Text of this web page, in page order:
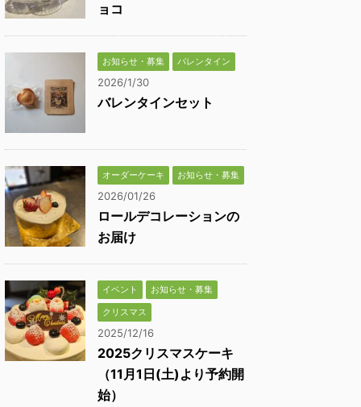
ョコ
お知らせ・募集 バレンタイン
2026/1/30
バレンタインセット
オーダーケーキ お知らせ・募集
2026/01/26
ロールデコレーションの
お届け
イベント
お知らせ・募集
クリスマス
2025/12/16
2025クリスマスケーキ
（11月1日(土)より予約開
始）